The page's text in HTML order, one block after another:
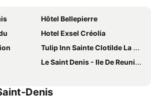
Hôtel Bellepierre
Hotel Exsel Créolia
Tulip Inn Sainte Clotilde La Reunion
Le Saint Denis - Ile De Reunion
Denis